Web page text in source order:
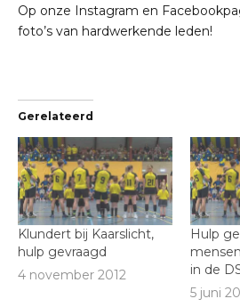
Op onze Instagram en
foto’s van hardwerkende leden!
Gerelateerd
Klundert bij Kaarslicht,
hulp gevraagd
4 november 2012
Hulp
in de
5 juni